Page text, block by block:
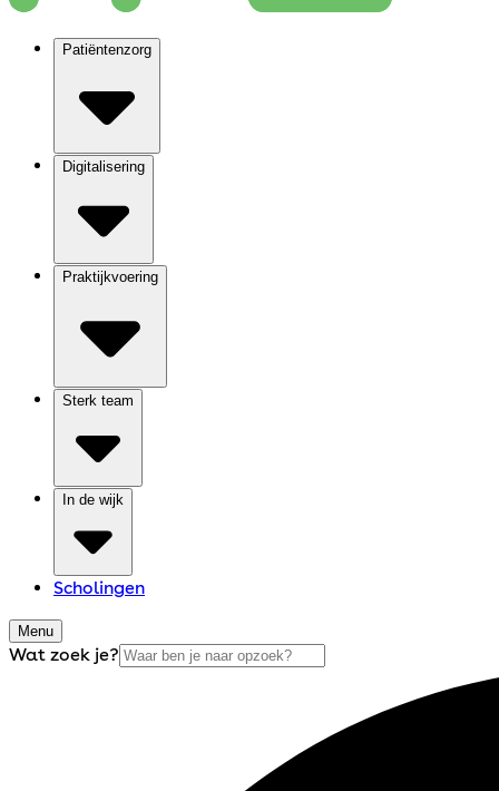
Patiëntenzorg
Digitalisering
Praktijkvoering
Sterk team
In de wijk
Scholingen
Menu
Wat zoek je?